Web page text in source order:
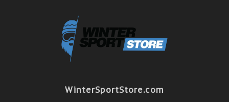
WinterSportStore.com